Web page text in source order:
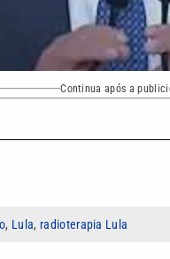
Continua após a
, Lula, radioterapia Lula